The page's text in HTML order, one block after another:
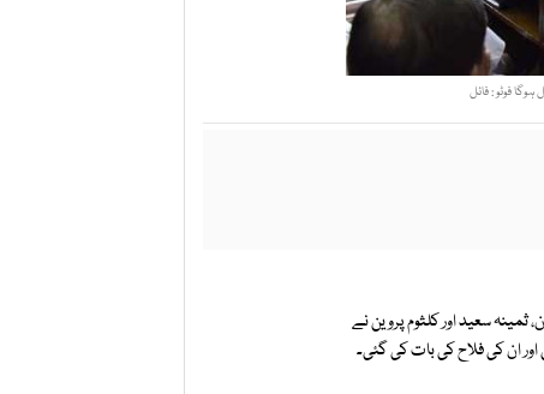
فوٹو : فائل
ثمینہ سعید اور کلثوم پروین نے
ان کی فلاح کی بات کی گئی۔